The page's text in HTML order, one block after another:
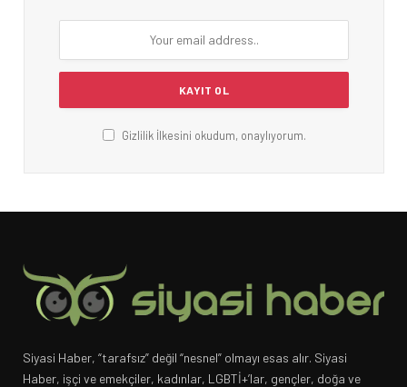
Gizlilik İlkesini okudum, onaylıyorum.
Siyasi Haber, “tarafsız” değil “nesnel” olmayı esas alır. Siyasi
Haber, işçi ve emekçiler, kadınlar, LGBTİ+’lar, gençler, doğa ve